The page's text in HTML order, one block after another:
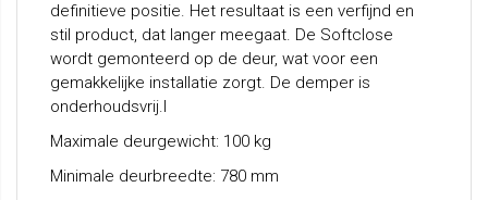
definitieve positie. Het resultaat is een verfijnd en
stil product, dat langer meegaat. De Softclose
wordt gemonteerd op de deur, wat voor een
gemakkelijke installatie zorgt. De demper is
onderhoudsvrij.l
Maximale deurgewicht: 100 kg
Minimale deurbreedte: 780 mm